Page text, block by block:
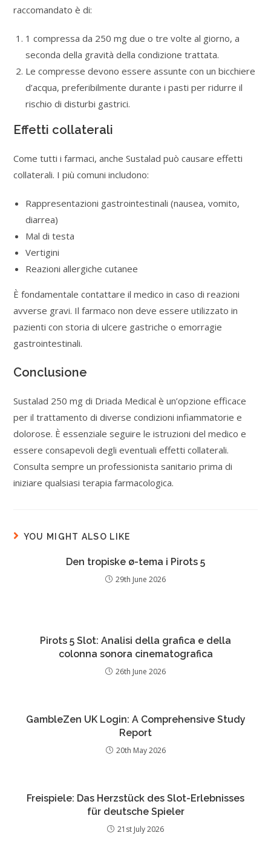
raccomandato è di:
1 compressa da 250 mg due o tre volte al giorno, a
seconda della gravità della condizione trattata.
Le compresse devono essere assunte con un bicchiere
d’acqua, preferibilmente durante i pasti per ridurre il
rischio di disturbi gastrici.
Effetti collaterali
Come tutti i farmaci, anche Sustalad può causare effetti
collaterali. I più comuni includono:
Rappresentazioni gastrointestinali (nausea, vomito,
diarrea)
Mal di testa
Vertigini
Reazioni allergiche cutanee
È fondamentale contattare il medico in caso di reazioni
avverse gravi. Il farmaco non deve essere utilizzato in
pazienti con storia di ulcere gastriche o emorragie
gastrointestinali.
Conclusione
Sustalad 250 mg di Driada Medical è un’opzione efficace
per il trattamento di diverse condizioni infiammatorie e
dolorose. È essenziale seguire le istruzioni del medico e
essere consapevoli degli eventuali effetti collaterali.
Consulta sempre un professionista sanitario prima di
iniziare qualsiasi terapia farmacologica.
YOU MIGHT ALSO LIKE
Den tropiske ø-tema i Pirots 5
29th June 2026
Pirots 5 Slot: Analisi della grafica e della
colonna sonora cinematografica
26th June 2026
GambleZen UK Login: A Comprehensive Study
Report
20th May 2026
Freispiele: Das Herzstück des Slot-Erlebnisses
für deutsche Spieler
21st July 2026